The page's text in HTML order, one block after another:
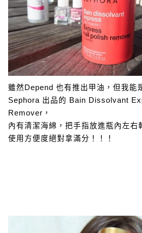
雖然Depend 也有推出甲油，但我能
Sephora 出品的 Bain Dissolvant
Remover，
內有清潔海綿，把手指放進瓶內左右
使用方便度絕對拿滿分！！！